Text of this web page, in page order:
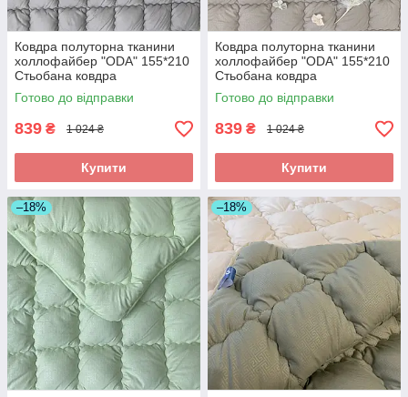
Ковдра полуторна тканини
холлофайбер "ODA" 155*210
Стьобана ковдра
Готово до відправки
839 ₴ 1 024 ₴
Купити
Ковдра полуторна тканини
холлофайбер "ODA" 155*210
Стьобана ковдра
Готово до відправки
839 ₴ 1 024 ₴
Купити
–18% –18%